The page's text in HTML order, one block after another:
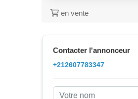
en vente
Contacter l'annonceur
+212607783347